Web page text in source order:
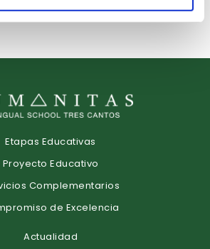
Etapas Educativas
Proyecto Educativo
Complementarios
de Excelencia
Actualidad